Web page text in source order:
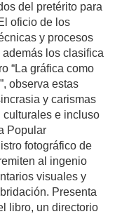
del pretérito para
oficio de los
y procesos
los clasifica
“La gráfica como
observa estas
y carismas
culturales e incluso
Popular
fotográfico de
al ingenio
visuales y
Presenta
libro, un directorio